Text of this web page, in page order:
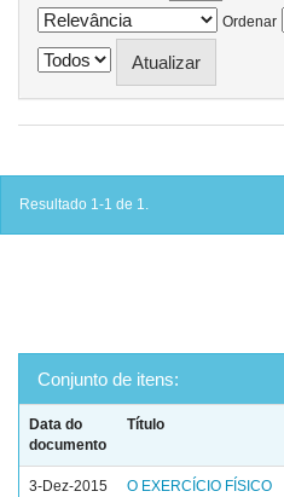
Ordenar
Resultado 1-1 de 1.
Conjunto de itens:
Data do
documento
Título
3-Dez-2015
O EXERCÍCIO FÍSICO